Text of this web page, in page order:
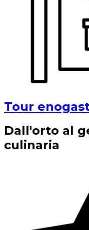
Tour
Dall'orto al
culinaria